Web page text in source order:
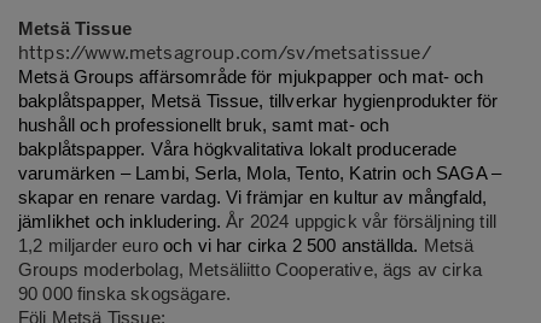
Metsä Tissue
https://www.metsagroup.com/sv/metsatissue/
Metsä Groups affärsområde för mjukpapper och mat- och
bakplåtspapper, Metsä Tissue, tillverkar hygienprodukter för
hushåll och professionellt bruk, samt mat- och
bakplåtspapper. Våra högkvalitativa lokalt producerade
varumärken – Lambi, Serla, Mola, Tento, Katrin och SAGA –
skapar en renare vardag. Vi främjar en kultur av mångfald,
jämlikhet och inkludering.År 2024 uppgick vår försäljning till
1,2 miljarder eurooch vi har cirka 2 500 anställda. Metsä
Groups moderbolag, Metsäliitto Cooperative, ägs av cirka
90 000 finska skogsägare.
Följ Metsä Tissue: